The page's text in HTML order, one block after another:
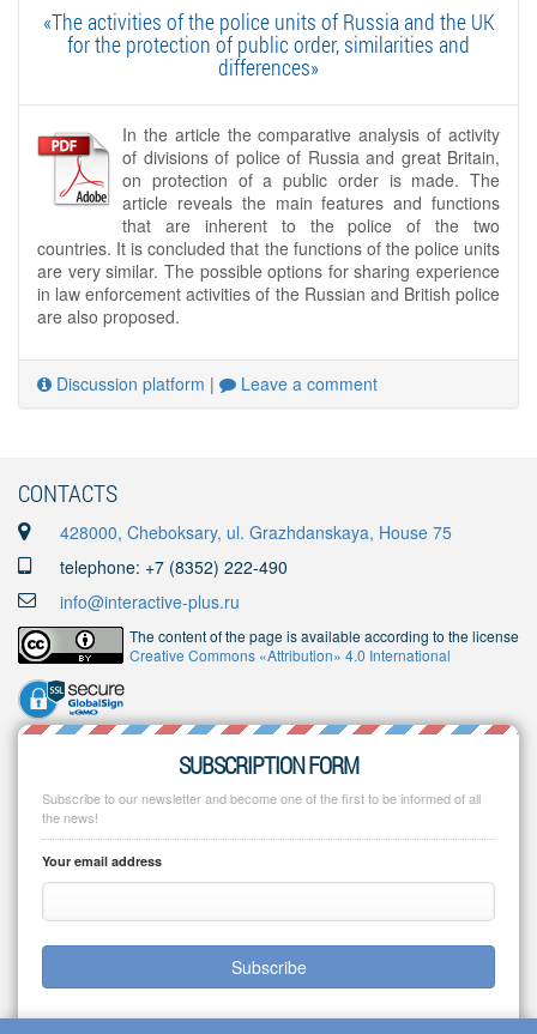
«The activities of the police units of Russia and the UK
for the protection of public order, similarities and
differences»
In the article the comparative analysis of activity
of divisions of police of Russia and great Britain,
on protection of a public order is made. The
article reveals the main features and functions
that are inherent to the police of the two
countries. It is concluded that the functions of the police units
are very similar. The possible options for sharing experience
in law enforcement activities of the Russian and British police
are also proposed.
Discussion platform | Leave a comment
CONTACTS
428000, Cheboksary, ul. Grazhdanskaya, House 75
telephone: +7 (8352) 222-490
info@interactive-plus.ru
The content of the page is available according to the license
Creative Commons «Attribution» 4.0 International
SUBSCRIPTION FORM
Subscribe to our newsletter and become one of the first to be informed of all
the news!
Your email address
Subscribe